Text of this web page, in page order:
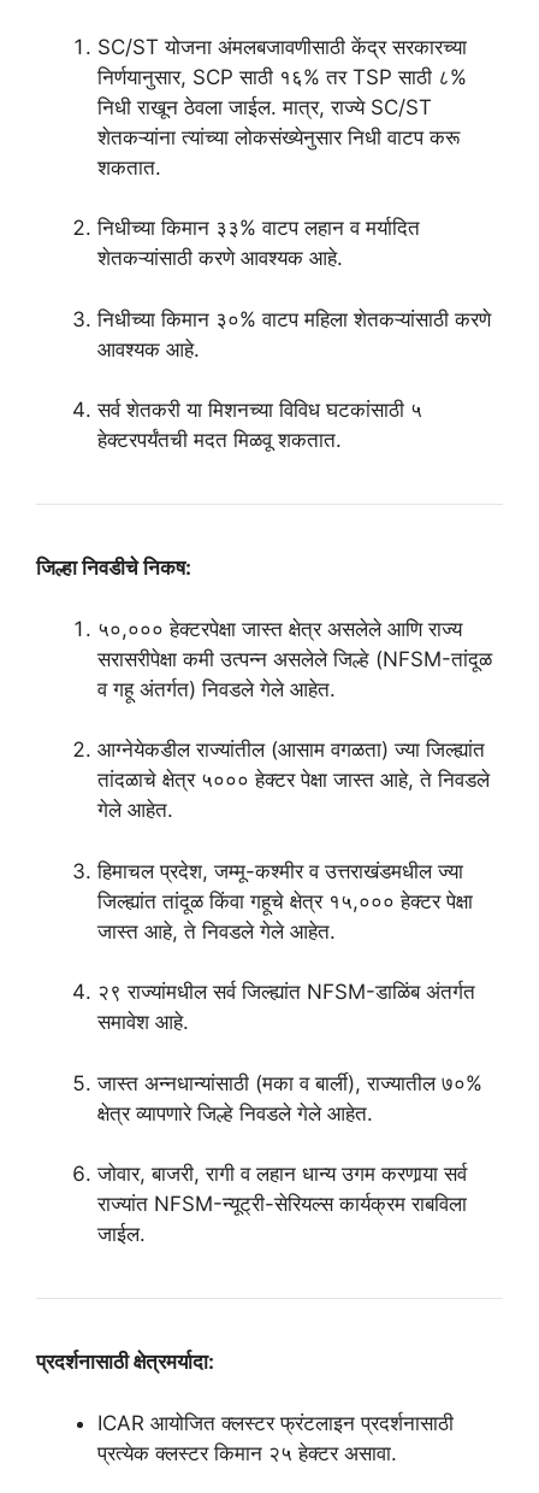
SC/ST योजना अंमलबजावणीसाठी केंद्र सरकारच्या
निर्णयानुसार, SCP साठी १६% तर TSP साठी ८%
निधी राखून ठेवला जाईल. मात्र, राज्ये SC/ST
शेतकऱ्यांना त्यांच्या लोकसंख्येनुसार निधी वाटप करू
शकतात.
निधीच्या किमान ३३% वाटप लहान व मर्यादित
शेतकऱ्यांसाठी करणे आवश्यक आहे.
निधीच्या किमान ३०% वाटप महिला शेतकऱ्यांसाठी करणे
आवश्यक आहे.
सर्व शेतकरी या मिशनच्या विविध घटकांसाठी ५
हेक्टरपर्यंतची मदत मिळवू शकतात.
जिल्हा निवडीचे निकष:
५०,००० हेक्टरपेक्षा जास्त क्षेत्र असलेले आणि राज्य
सरासरीपेक्षा कमी उत्पन्न असलेले जिल्हे (NFSM-तांदूळ
व गहू अंतर्गत) निवडले गेले आहेत.
आग्नेयेकडील राज्यांतील (आसाम वगळता) ज्या जिल्ह्यांत
तांदळाचे क्षेत्र ५००० हेक्टर पेक्षा जास्त आहे, ते निवडले
गेले आहेत.
हिमाचल प्रदेश, जम्मू-कश्मीर व उत्तराखंडमधील ज्या
जिल्ह्यांत तांदूळ किंवा गहूचे क्षेत्र १५,००० हेक्टर पेक्षा
जास्त आहे, ते निवडले गेले आहेत.
२९ राज्यांमधील सर्व जिल्ह्यांत NFSM-डाळिंब अंतर्गत
समावेश आहे.
जास्त अन्नधान्यांसाठी (मका व बार्ली), राज्यातील ७०%
क्षेत्र व्यापणारे जिल्हे निवडले गेले आहेत.
जोवार, बाजरी, रागी व लहान धान्य उगम करणार्‍या सर्व
राज्यांत NFSM-न्यूट्री-सेरियल्स कार्यक्रम राबविला
जाईल.
प्रदर्शनासाठी क्षेत्रमर्यादा:
ICAR आयोजित क्लस्टर फ्रंटलाइन प्रदर्शनासाठी
प्रत्येक क्लस्टर किमान २५ हेक्टर असावा.